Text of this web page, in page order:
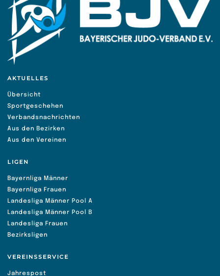
AKTUELLES
Übersicht
Sportgeschehen
Verbandsnachrichten
Aus den Bezirken
Aus den Vereinen
LIGEN
Bayernliga Männer
Bayernliga Frauen
Landesliga Männer Pool A
Landesliga Männer Pool B
Landesliga Frauen
Bezirksligen
VEREINSSERVICE
Jahrespost